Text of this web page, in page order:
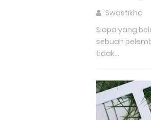
Swastikha
Siapa yang
sebuah
tidak...